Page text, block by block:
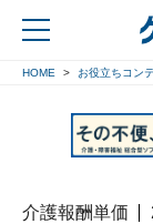
HOME お役立ちコン
介護報酬単価